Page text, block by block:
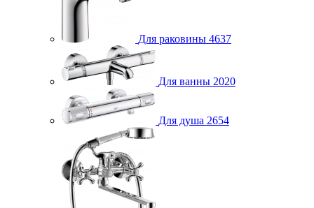
Для раковины 4637
Для ванны 2020
Для душа 2654